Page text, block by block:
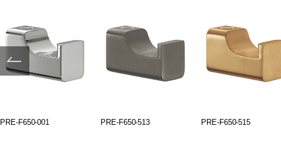
PRE-F650-001 PRE-F650-513 PRE-F650-515